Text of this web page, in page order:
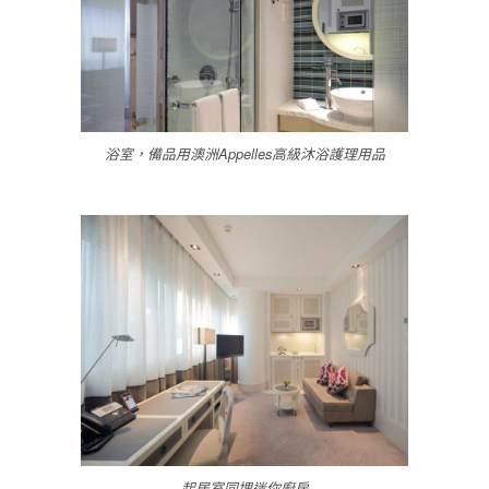
浴室，備品用澳洲Appelles高級沐浴護理用品